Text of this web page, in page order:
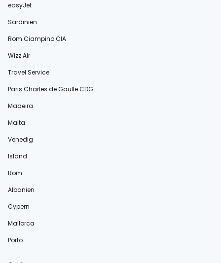
easyJet
Sardinien
Rom Ciampino CIA
Wizz Air
Travel Service
Paris Charles de Gaulle CDG
Madeira
Malta
Venedig
Island
Rom
Albanien
Cypern
Mallorca
Porto